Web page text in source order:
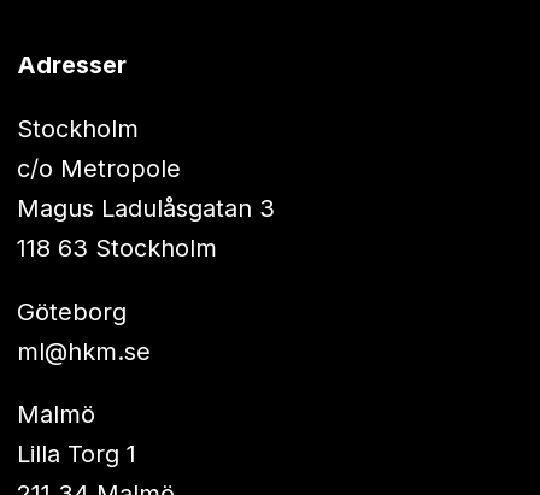
Adresser
Stockholm
c/o Metropole
Magus Ladulåsgatan 3
118 63 Stockholm
Göteborg
ml@hkm.se
Malmö
Lilla Torg 1